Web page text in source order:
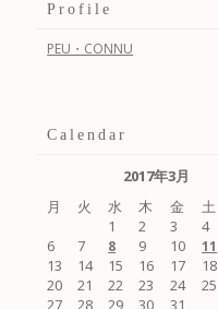
Profile
PEU・CONNU
Calendar
2017年3月
月
火 水 木 金 土
1
2 3 4
6
7 8 9 10 11
13
14 15 16 17 18
20
21 22 23 24 25
27
28 29 30 31